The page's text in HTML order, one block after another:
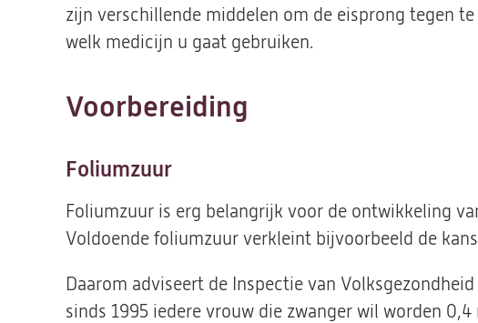
zijn verschillende middelen om de eisprong tegen
welk medicijn u gaat gebruiken.
Voorbereiding
Foliumzuur
Foliumzuur is erg belangrijk voor de ontwikkeling
Voldoende foliumzuur verkleint bijvoorbeeld de
Daarom adviseert de Inspectie van
sinds 1995 iedere vrouw die zwanger wil worden